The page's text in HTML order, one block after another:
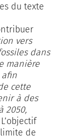
du texte
vers
dans
manière
afin
cette
à des
2050,
L’objectif
de